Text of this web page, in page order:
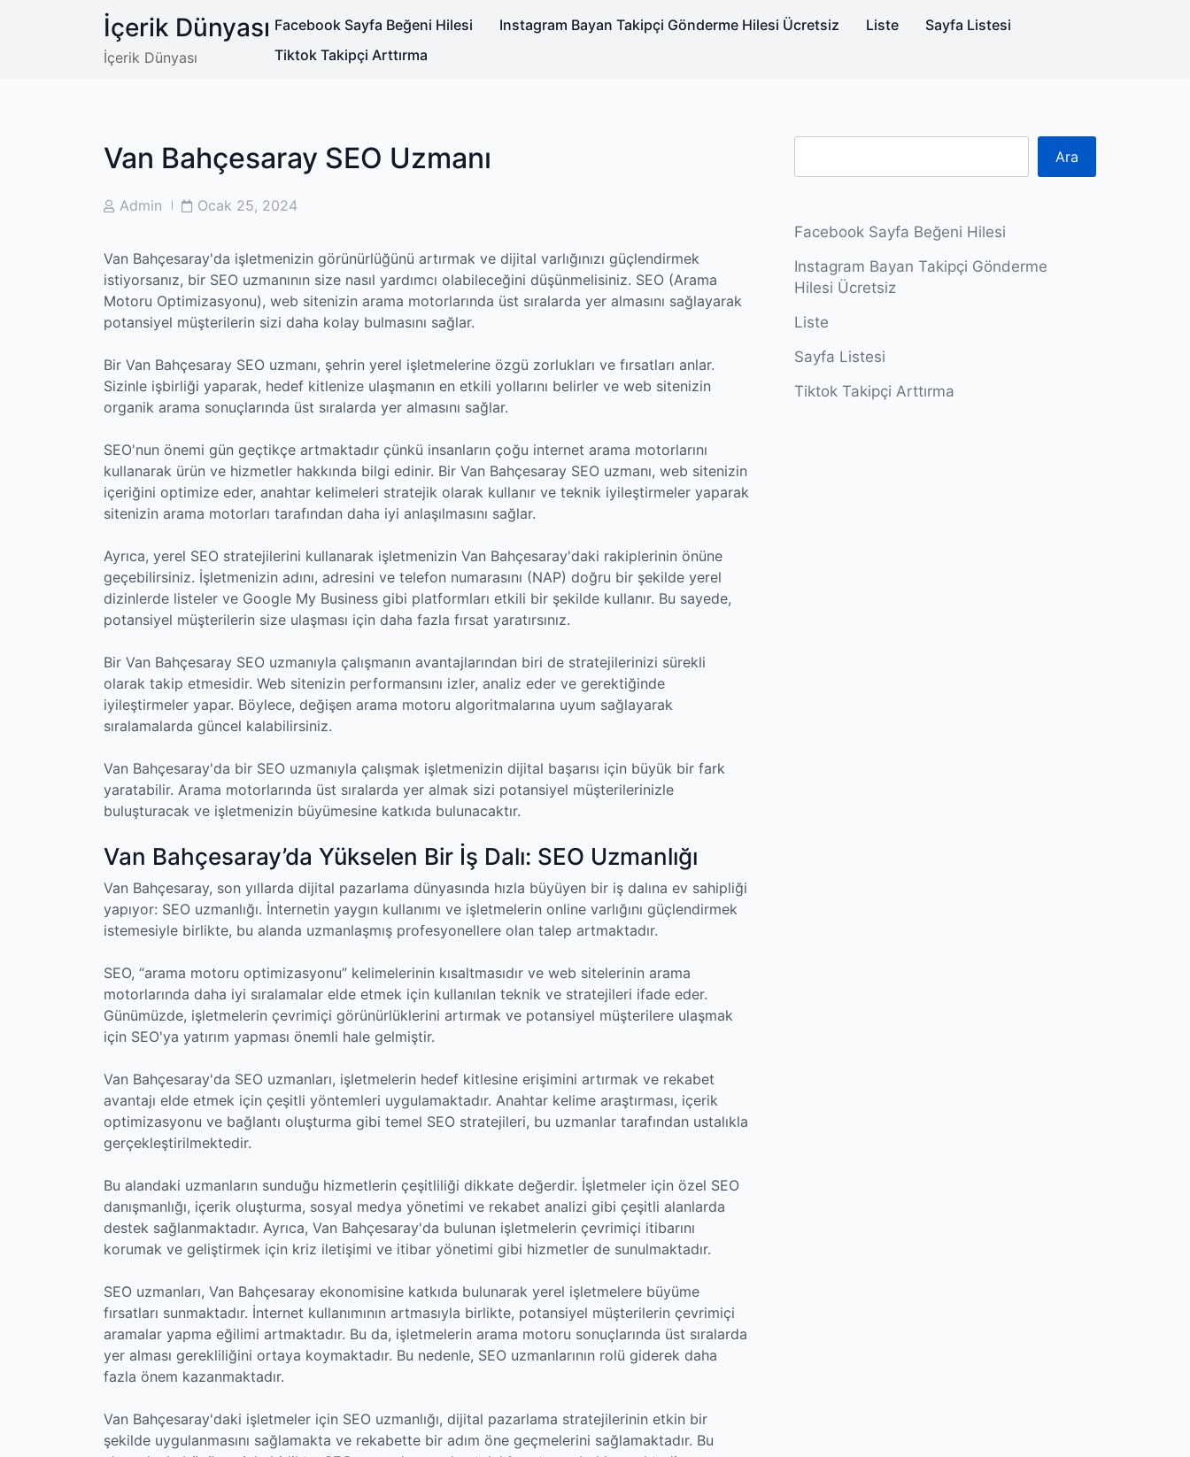
İçerik Dünyası
İçerik Dünyası
Facebook Sayfa Beğeni Hilesi Instagram Bayan Takipçi Gönderme Hilesi Ücretsiz Liste
Sayfa Listesi
Tiktok Takipçi Arttırma
Van Bahçesaray SEO Uzmanı
PostAdmin
PostOcak 25, 2024
Van Bahçesaray'da işletmenizin görünürlüğünü artırmak ve dijital varlığınızı güçlendirmek
istiyorsanız, bir SEO uzmanının size nasıl yardımcı olabileceğini düşünmelisiniz. SEO (Arama
Motoru Optimizasyonu), web sitenizin arama motorlarında üst sıralarda yer almasını sağlayarak
potansiyel müşterilerin sizi daha kolay bulmasını sağlar.
Bir Van Bahçesaray SEO uzmanı, şehrin yerel işletmelerine özgü zorlukları ve fırsatları anlar.
Sizinle işbirliği yaparak, hedef kitlenize ulaşmanın en etkili yollarını belirler ve web sitenizin
organik arama sonuçlarında üst sıralarda yer almasını sağlar.
SEO'nun önemi gün geçtikçe artmaktadır çünkü insanların çoğu internet arama motorlarını
kullanarak ürün ve hizmetler hakkında bilgi edinir. Bir Van Bahçesaray SEO uzmanı, web sitenizin
içeriğini optimize eder, anahtar kelimeleri stratejik olarak kullanır ve teknik iyileştirmeler yaparak
sitenizin arama motorları tarafından daha iyi anlaşılmasını sağlar.
Ayrıca, yerel SEO stratejilerini kullanarak işletmenizin Van Bahçesaray'daki rakiplerinin önüne
geçebilirsiniz. İşletmenizin adını, adresini ve telefon numarasını (NAP) doğru bir şekilde yerel
dizinlerde listeler ve Google My Business gibi platformları etkili bir şekilde kullanır. Bu sayede,
potansiyel müşterilerin size ulaşması için daha fazla fırsat yaratırsınız.
Bir Van Bahçesaray SEO uzmanıyla çalışmanın avantajlarından biri de stratejilerinizi sürekli
olarak takip etmesidir. Web sitenizin performansını izler, analiz eder ve gerektiğinde
iyileştirmeler yapar. Böylece, değişen arama motoru algoritmalarına uyum sağlayarak
sıralamalarda güncel kalabilirsiniz.
Van Bahçesaray'da bir SEO uzmanıyla çalışmak işletmenizin dijital başarısı için büyük bir fark
yaratabilir. Arama motorlarında üst sıralarda yer almak sizi potansiyel müşterilerinizle
buluşturacak ve işletmenizin büyümesine katkıda bulunacaktır.
Van Bahçesaray’da Yükselen Bir İş Dalı: SEO Uzmanlığı
Van Bahçesaray, son yıllarda dijital pazarlama dünyasında hızla büyüyen bir iş dalına ev sahipliği
yapıyor: SEO uzmanlığı. İnternetin yaygın kullanımı ve işletmelerin online varlığını güçlendirmek
istemesiyle birlikte, bu alanda uzmanlaşmış profesyonellere olan talep artmaktadır.
SEO, “arama motoru optimizasyonu” kelimelerinin kısaltmasıdır ve web sitelerinin arama
motorlarında daha iyi sıralamalar elde etmek için kullanılan teknik ve stratejileri ifade eder.
Günümüzde, işletmelerin çevrimiçi görünürlüklerini artırmak ve potansiyel müşterilere ulaşmak
için SEO'ya yatırım yapması önemli hale gelmiştir.
Van Bahçesaray'da SEO uzmanları, işletmelerin hedef kitlesine erişimini artırmak ve rekabet
avantajı elde etmek için çeşitli yöntemleri uygulamaktadır. Anahtar kelime araştırması, içerik
optimizasyonu ve bağlantı oluşturma gibi temel SEO stratejileri, bu uzmanlar tarafından ustalıkla
gerçekleştirilmektedir.
Bu alandaki uzmanların sunduğu hizmetlerin çeşitliliği dikkate değerdir. İşletmeler için özel SEO
danışmanlığı, içerik oluşturma, sosyal medya yönetimi ve rekabet analizi gibi çeşitli alanlarda
destek sağlanmaktadır. Ayrıca, Van Bahçesaray'da bulunan işletmelerin çevrimiçi itibarını
korumak ve geliştirmek için kriz iletişimi ve itibar yönetimi gibi hizmetler de sunulmaktadır.
SEO uzmanları, Van Bahçesaray ekonomisine katkıda bulunarak yerel işletmelere büyüme
fırsatları sunmaktadır. İnternet kullanımının artmasıyla birlikte, potansiyel müşterilerin çevrimiçi
aramalar yapma eğilimi artmaktadır. Bu da, işletmelerin arama motoru sonuçlarında üst sıralarda
yer alması gerekliliğini ortaya koymaktadır. Bu nedenle, SEO uzmanlarının rolü giderek daha
fazla önem kazanmaktadır.
Van Bahçesaray'daki işletmeler için SEO uzmanlığı, dijital pazarlama stratejilerinin etkin bir
şekilde uygulanmasını sağlamakta ve rekabette bir adım öne geçmelerini sağlamaktadır. Bu
Ara
Facebook Sayfa Beğeni Hilesi
Instagram Bayan Takipçi Gönderme
Hilesi Ücretsiz
Liste
Sayfa Listesi
Tiktok Takipçi Arttırma